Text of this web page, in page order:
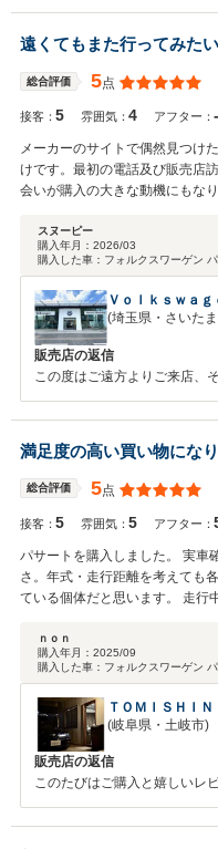
対応や納車までのスピードに
います。 ご納車させていただ
で長くご活躍できれば幸いで
にお立ち寄りください。 この
ともよろしくお願いいたします
遠くてもまた行ってみたい
総合評価 5点
接客：5 雰囲気：4 アフター：-
メーカーのサイトで偶然見つけ
けです。最初の電話及び販売店
会いが購入の大きな動機にもな
た。車体の小さな傷について正
頼したいと思わせる理由のひと
迷う事なく即日購入を決めまし
ンとの出会い、ご縁に大変感謝
いて欲しいと考えるのは欲張り
思える販売店の人達です。
スヌーピー
購入年月： 2026/03
購入した車： フォルクスワーゲン
Ｖｏｌｋｓｗａ
(埼玉県・さいた
販売店の返信
この度はご遠方よりご来店、
の決め手となるご対応ができ
車の状態についても正直にご
けたことは、私たちにとって何よりの励み
い」と思っていただけること
とはもちろん、気軽にお立ち寄り
のカーライフがより楽しいも
満足度の高い買い物になり
総合評価 5点
接客：5 雰囲気：5 アフター：
パサートを購入しました。 実車
さ。年式・走行距離を考えても
ている個体だと思います。 走行
のはさすがパサートだと思いま
容を分かりやすく説明してもら
で、気持ちよく購入できました。
ｎｏｎ
購入年月： 2025/09
購入した車： フォルクスワーゲン
ＴＯＭＩＳＨＩ
(岐阜県・土岐市)
販売店の返信
このたびはご購入と嬉しいレ
ンディションや走行時の安定
です。 今後のメンテナンスやご相談もお気軽にお任せください。 あり